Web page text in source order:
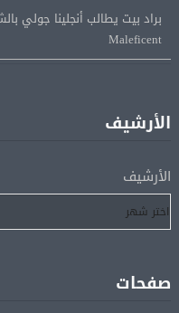
Maleficent
لإتمام انتقاله إلى طرابزون سبور
الأرشيف
الأرشيف
صفحات